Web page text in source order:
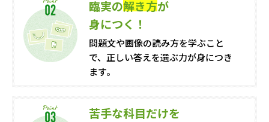
臨実の解き方が
身につく！
問題文や画像の読み方を学ぶこと
で、正しい答えを選ぶ力が身につき
ます。
苦手な科目だけを